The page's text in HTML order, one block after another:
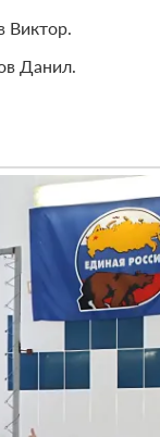
Виктор.
Данил.